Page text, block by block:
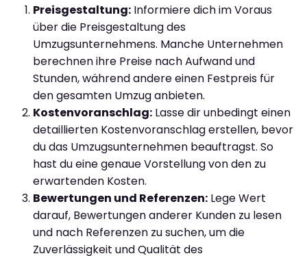
Preisgestaltung: Informiere dich im Voraus
über die Preisgestaltung des
Umzugsunternehmens. Manche Unternehmen
berechnen ihre Preise nach Aufwand und
Stunden, während andere einen Festpreis für
den gesamten Umzug anbieten.
Kostenvoranschlag: Lasse dir unbedingt einen
detaillierten Kostenvoranschlag erstellen, bevor
du das Umzugsunternehmen beauftragst. So
hast du eine genaue Vorstellung von den zu
erwartenden Kosten.
Bewertungen und Referenzen: Lege Wert
darauf, Bewertungen anderer Kunden zu lesen
und nach Referenzen zu suchen, um die
Zuverlässigkeit und Qualität des